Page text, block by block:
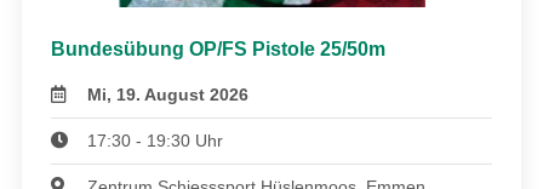
Bundesübung OP/FS Pistole 25/50m
Mi, 19. August 2026
17:30 - 19:30 Uhr